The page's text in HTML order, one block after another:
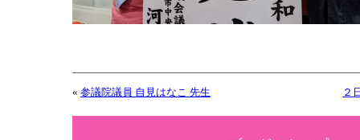
« 参議院議員 自見はなこ 先生 ２